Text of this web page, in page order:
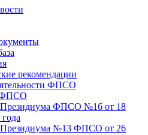
рекомендации
ФПСО
ФПСО
Президиума ФПСО №16 от 18
Президиума №13 ФПСО от 26